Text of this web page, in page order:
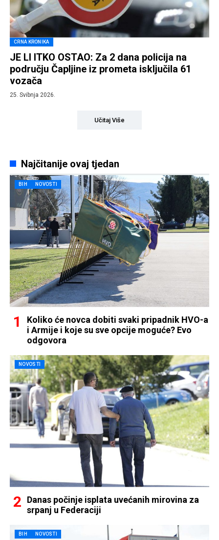
CRNA KRONIKA
JE LI ITKO OSTAO: Za 2 dana policija na
području Čapljine iz prometa isključila 61
vozača
25. Svibnja 2026.
Učitaj Više
Najčitanije ovaj tjedan
BIH NOVOSTI
Koliko će novca dobiti svaki pripadnik HVO-a
i Armije i koje su sve opcije moguće? Evo
odgovora
NOVOSTI
Danas počinje isplata uvećanih mirovina za
srpanj u Federaciji
BIH NOVOSTI